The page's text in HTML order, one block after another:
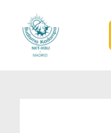
contenido